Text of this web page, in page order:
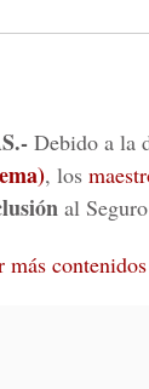
Debido a la
, los
al